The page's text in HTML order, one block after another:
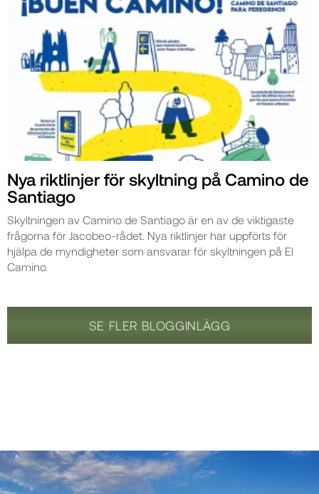
Nya riktlinjer för skyltning på Camino de
Santiago
Skyltningen av Camino de Santiago är en av de viktigaste
frågorna för Jacobeo-rådet. Nya riktlinjer har uppförts för
hjälpa de myndigheter som ansvarar för skyltningen på El
Camino.
SE FLER BLOGGINLÄGG